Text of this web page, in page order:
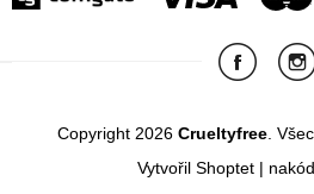
Vytvořil Shoptet |
Copyright 2026 Crueltyfree.